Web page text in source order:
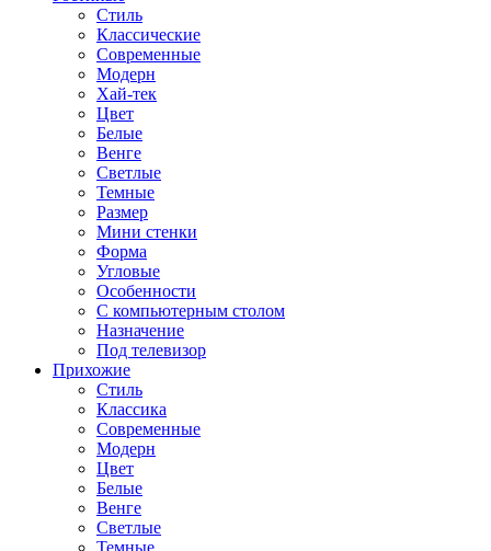
Стиль
Классические
Современные
Модерн
Хай-тек
Цвет
Белые
Венге
Светлые
Темные
Размер
Мини стенки
Форма
Угловые
Особенности
С компьютерным столом
Назначение
Под телевизор
Прихожие
Стиль
Классика
Современные
Модерн
Цвет
Белые
Венге
Светлые
Темные